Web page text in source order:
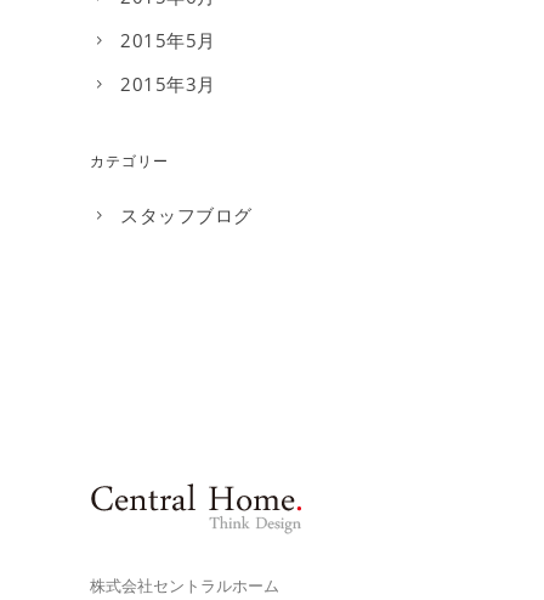
2015年5月
2015年3月
カテゴリー
スタッフブログ
株式会社セントラルホーム